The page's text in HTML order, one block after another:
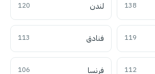
138 لندن 120
119 فنادق 113
112 فرنسا 106